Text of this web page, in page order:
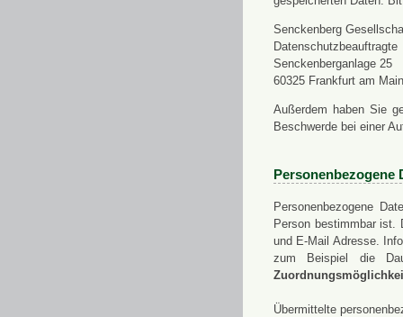
Senckenberg
Datenschutzbeauftragte
Senckenberganlage 25
60325 Frankfurt am Main
Außerdem haben Sie
Beschwerde bei einer
Personenbezogene
Personenbezogene
Person bestimmbar ist.
und E-Mail Adresse.
zum Beispiel die
Übermittelte